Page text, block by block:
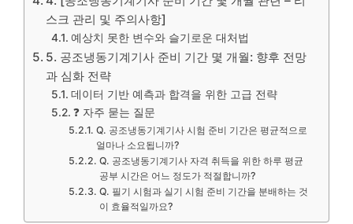
스크 관리 및 주의사항]
예상치 못한 변수와 슬기로운 대처법
5. 공조냉동기계기사 준비 기간 몇 개월: 향후 전망
과 심화 전략
데이터 기반 예측과 합격을 위한 고급 전략
❓ 자주 묻는 질문
Q. 공조냉동기계기사 시험 준비 기간은 평균적으로
얼마나 소요됩니까?
Q. 공조냉동기계기사 자격 취득을 위한 하루 평균
공부 시간은 어느 정도가 적절합니까?
Q. 필기 시험과 실기 시험 준비 기간을 분배하는 것
이 효율적일까요?